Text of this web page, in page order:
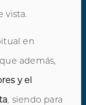
vista.
en
además,
y el
, siendo para